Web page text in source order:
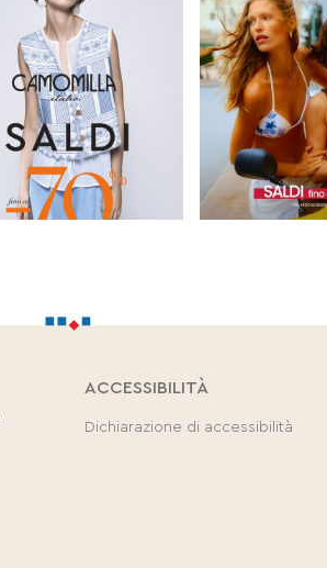
ACCESSIBILITÀ
Dichiarazione di accessibilità